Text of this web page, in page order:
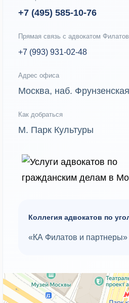
+7 (495) 585-10-76
Прямая связь с адвокатом
+7 (993) 931-02-48
Адрес офиса
Москва, наб.
Как добраться
М. Парк Культуры
Коллегия адвокатов по
«КА Филатов и партнеры»